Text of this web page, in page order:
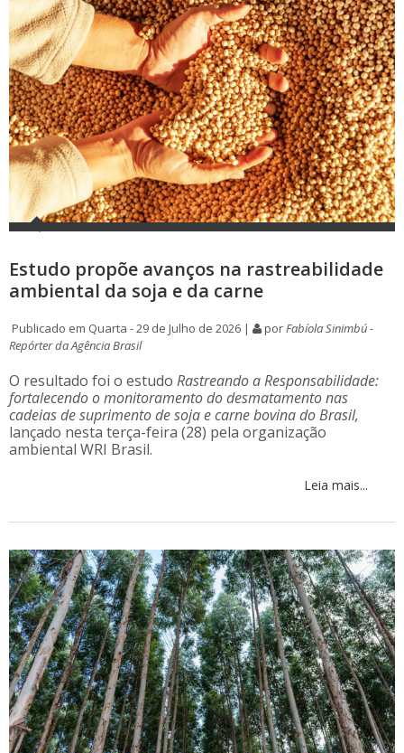
Estudo propõe avanços na rastreabilidade
ambiental da soja e da carne
Publicado em Quarta - 29 de Julho de 2026 | porFabíola Sinimbú -
Repórter da Agência Brasil
O resultado foi o estudo Rastreando a Responsabilidade:
fortalecendo o monitoramento do desmatamento nas
cadeias de suprimento de soja e carne bovina do Brasil,
lançado nesta terça-feira (28) pela organização
ambiental WRI Brasil.
Leia mais...